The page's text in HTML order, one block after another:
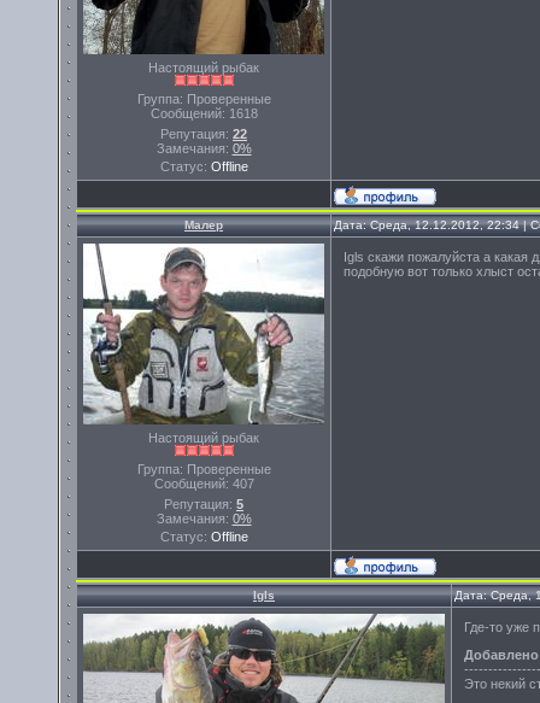
Настоящий рыбак
Группа: Проверенные
Сообщений: 1618
Репутация: 22
Замечания: 0%
Статус: Offline
Малер Дата: Среда, 12.12.2012, 22:34 |
Настоящий рыбак
Группа: Проверенные
Сообщений: 407
Репутация: 5
Замечания: 0%
Статус: Offline
Igls скажи пожалуйста а какая
подобную вот только хлыст
Igls Дата: Среда,
Где-то уже
Добавлено
Это некий